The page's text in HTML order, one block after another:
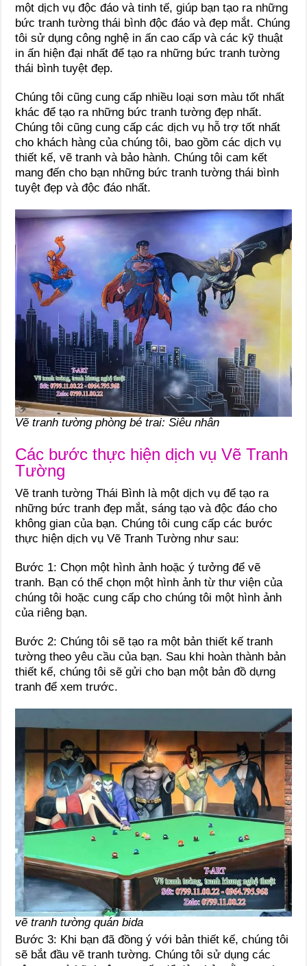
một dịch vụ độc đáo và tinh tế, giúp bạn tạo ra những
bức tranh tường thái bình độc đáo và đẹp mắt. Chúng
tôi sử dụng công nghệ in ấn cao cấp và các kỹ thuật
in ấn hiện đại nhất để tạo ra những bức tranh tường
thái bình tuyệt đẹp.
Chúng tôi cũng cung cấp nhiều loại sơn màu tốt nhất
khác để tạo ra những bức tranh tường đẹp nhất.
Chúng tôi cũng cung cấp các dịch vụ hỗ trợ tốt nhất
cho khách hàng của chúng tôi, bao gồm các dịch vụ
thiết kế, vẽ tranh và bảo hành. Chúng tôi cam kết
mang đến cho bạn những bức tranh tường thái bình
tuyệt đẹp và độc đáo nhất.
Vẽ tranh tường phòng bé trai: Siêu nhân
Các bước thực hiện dịch vụ Vẽ Tranh
Tường
Vẽ tranh tường Thái Bình là một dịch vụ để tạo ra
những bức tranh đẹp mắt, sáng tạo và độc đáo cho
không gian của bạn. Chúng tôi cung cấp các bước
thực hiện dịch vụ Vẽ Tranh Tường như sau:
Bước 1: Chọn một hình ảnh hoặc ý tưởng để vẽ
tranh. Bạn có thể chọn một hình ảnh từ thư viện của
chúng tôi hoặc cung cấp cho chúng tôi một hình ảnh
của riêng bạn.
Bước 2: Chúng tôi sẽ tạo ra một bản thiết kế tranh
tường theo yêu cầu của bạn. Sau khi hoàn thành bản
thiết kế, chúng tôi sẽ gửi cho bạn một bản đồ dựng
tranh để xem trước.
vẽ tranh tường quán bida
Bước 3: Khi bạn đã đồng ý với bản thiết kế, chúng tôi
sẽ bắt đầu vẽ tranh tường. Chúng tôi sử dụng các